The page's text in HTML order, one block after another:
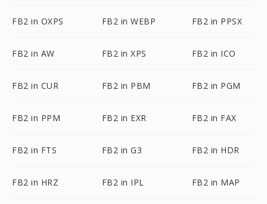
FB2 in OXPS FB2 in WEBP FB2 in PPSX
FB2 in AW FB2 in XPS FB2 in ICO
FB2 in CUR FB2 in PBM FB2 in PGM
FB2 in PPM FB2 in EXR FB2 in FAX
FB2 in FTS FB2 in G3 FB2 in HDR
FB2 in HRZ FB2 in IPL FB2 in MAP